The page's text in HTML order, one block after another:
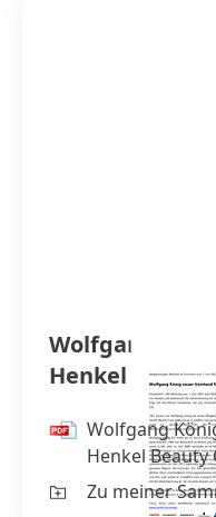
Wolfgang
Henkel Beauty
Wolfgang
Henkel Beauty
Zu meiner